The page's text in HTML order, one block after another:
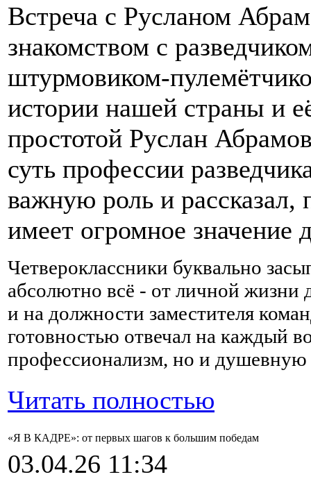
Встреча с Русланом
знакомством с
истории нашей страны и
простотой Руслан
суть профессии
важную роль и
имеет огромное значение
Четвероклассники буквально
абсолютно всё - от личной жизни
и на должности заместителя
готовностью отвечал на каждый
профессионализм, но и душевную
Читать полностью
«Я В КАДРЕ»: от первых шагов к большим победам
03.04.26 11:34